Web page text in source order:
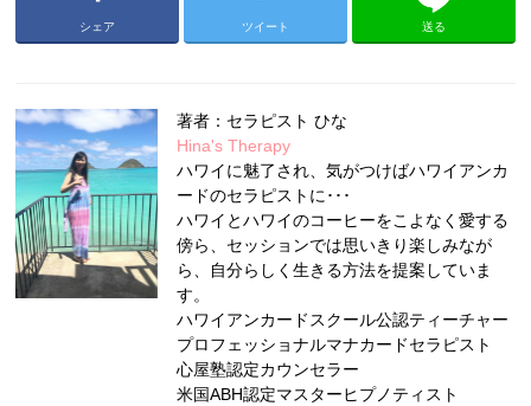
シェア ツイート 送る
著者：セラピスト ひな
Hina's Therapy
ハワイに魅了され、気がつけばハワイアンカ
ードのセラピストに･･･
ハワイとハワイのコーヒーをこよなく愛する
傍ら、セッションでは思いきり楽しみなが
ら、自分らしく生きる方法を提案していま
す。
ハワイアンカードスクール公認ティーチャー
プロフェッショナルマナカードセラピスト
心屋塾認定カウンセラー
米国ABH認定マスターヒプノティスト